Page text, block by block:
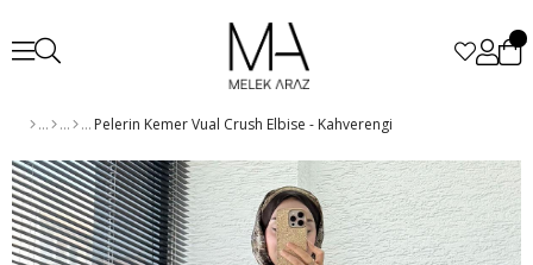
Pelerin Kemer Vual Crush Elbise - Kahverengi